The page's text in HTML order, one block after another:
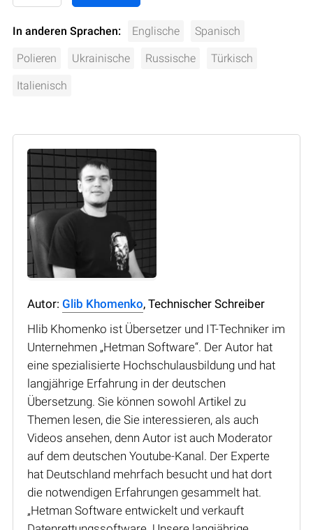
In anderen Sprachen: Englische Spanisch
Polieren Ukrainische Russische Türkisch
Italienisch
Autor: Glib Khomenko, Technischer Schreiber
Hlib Khomenko ist Übersetzer und IT-Techniker im
Unternehmen „Hetman Software“. Der Autor hat
eine spezialisierte Hochschulausbildung und hat
langjährige Erfahrung in der deutschen
Übersetzung. Sie können sowohl Artikel zu
Themen lesen, die Sie interessieren, als auch
Videos ansehen, denn Autor ist auch Moderator
auf dem deutschen Youtube-Kanal. Der Experte
hat Deutschland mehrfach besucht und hat dort
die notwendigen Erfahrungen gesammelt hat.
„Hetman Software entwickelt und verkauft